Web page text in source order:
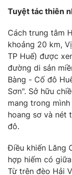
Chất lượng cuộc
Học trực tuyến
Sản phẩm
Thị trường
Tư vấn
Giao lưu trực
Lịch phát sóng
Chuyên mục khác
Emagazine
Photo
Video
Tuyệt tác thiên
Cách trung tâm
khoảng 20 km,
TP Huế) được
đường di sản
Bàng - Cố đô
Sơn". Sở hữu
mang trong
hoang sơ và nét
đô.
Điều khiến Lăng
hợp hiếm có
Từ trên đèo Hải